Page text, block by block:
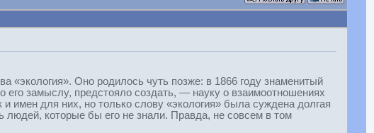
Оно родилось чуть позже: в 1866 году знаменитый
его замыслу, предстояло создать, — науку о взаимоотношениях
имен для них, но только слову «экология» была суждена долгая
людей, которые бы его не знали. Правда, не совсем в том